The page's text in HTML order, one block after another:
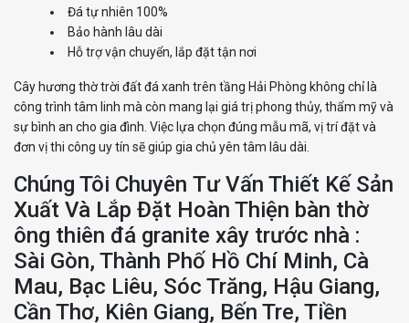
Đá tự nhiên 100%
Bảo hành lâu dài
Hỗ trợ vận chuyển, lắp đặt tận nơi
Cây hương thờ trời đất đá xanh trên tầng Hải Phòng không chỉ là
công trình tâm linh mà còn mang lại giá trị phong thủy, thẩm mỹ và
sự bình an cho gia đình. Việc lựa chọn đúng mẫu mã, vị trí đặt và
đơn vị thi công uy tín sẽ giúp gia chủ yên tâm lâu dài.
Chúng Tôi Chuyên Tư Vấn Thiết Kế Sản
Xuất Và Lắp Đặt Hoàn Thiện bàn thờ
ông thiên đá granite xây trước nhà :
Sài Gòn, Thành Phố Hồ Chí Minh, Cà
Mau, Bạc Liêu, Sóc Trăng, Hậu Giang,
Cần Thơ, Kiên Giang, Bến Tre, Tiền